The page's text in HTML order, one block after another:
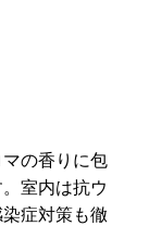
の香りに包
室内は抗ウ
症対策も徹